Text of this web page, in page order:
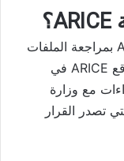
بعد انتهاء فترة التقديم، تقوم لجنة ARICE بمراجعة الملفات
ثم تُنشر نتائج المرحلة الوسيطة على موقع ARICE في
مع وزارة
تصدر القرار